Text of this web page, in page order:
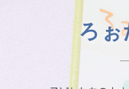
ろぉ